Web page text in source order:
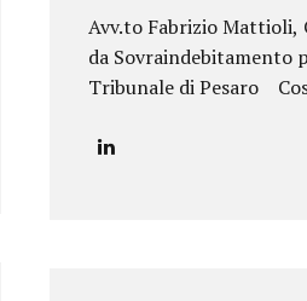
Avv.to Fabrizio Mattioli,
da Sovraindebitamento
Tribunale di Pesaro
rappresenta una